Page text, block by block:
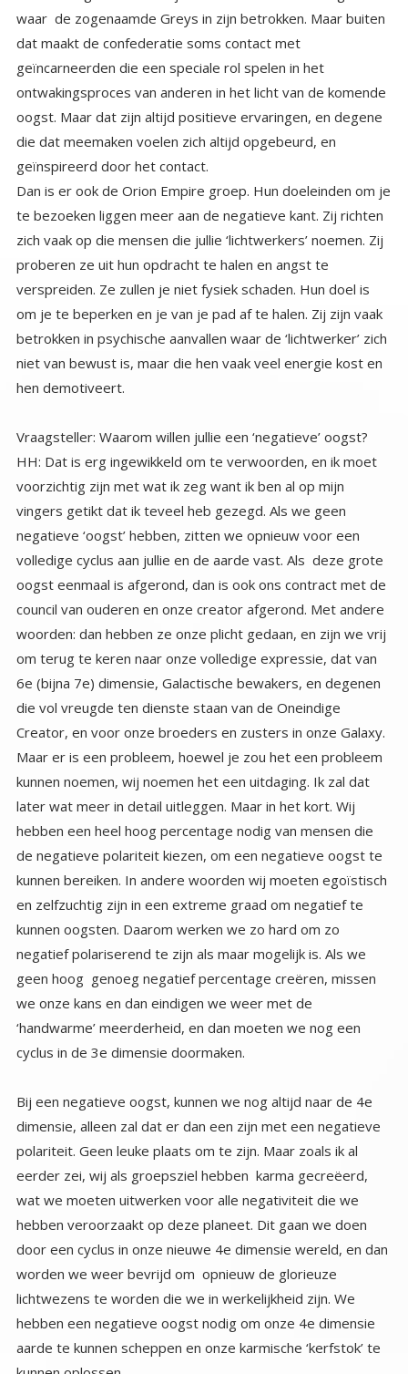
geïnspireerd door het contact.
Dan is er ook de Orion Empire groep. Hun doeleinden om je
te bezoeken liggen meer aan de negatieve kant. Zij richten
zich vaak op die mensen die jullie ‘lichtwerkers’ noemen. Zij
proberen ze uit hun opdracht te halen en angst te
verspreiden. Ze zullen je niet fysiek schaden. Hun doel is
om je te beperken en je van je pad af te halen. Zij zijn vaak
betrokken in psychische aanvallen waar de ‘lichtwerker’ zich
niet van bewust is, maar die hen vaak veel energie kost en
hen demotiveert.
Vraagsteller: Waarom willen jullie een ‘negatieve’ oogst?
HH: Dat is erg ingewikkeld om te verwoorden, en ik moet
voorzichtig zijn met wat ik zeg want ik ben al op mijn
vingers getikt dat ik teveel heb gezegd. Als we geen
negatieve ‘oogst’ hebben, zitten we opnieuw voor een
volledige cyclus aan jullie en de aarde vast. Als deze grote
oogst eenmaal is afgerond, dan is ook ons contract met de
council van ouderen en onze creator afgerond. Met andere
woorden: dan hebben ze onze plicht gedaan, en zijn we vrij
om terug te keren naar onze volledige expressie, dat van
6e (bijna 7e) dimensie, Galactische bewakers, en degenen
die vol vreugde ten dienste staan van de Oneindige
Creator, en voor onze broeders en zusters in onze Galaxy.
Maar er is een probleem, hoewel je zou het een probleem
kunnen noemen, wij noemen het een uitdaging. Ik zal dat
later wat meer in detail uitleggen. Maar in het kort. Wij
hebben een heel hoog percentage nodig van mensen die
de negatieve polariteit kiezen, om een negatieve oogst te
kunnen bereiken. In andere woorden wij moeten egoïstisch
en zelfzuchtig zijn in een extreme graad om negatief te
kunnen oogsten. Daarom werken we zo hard om zo
negatief polariserend te zijn als maar mogelijk is. Als we
geen hoog genoeg negatief percentage creëren, missen
we onze kans en dan eindigen we weer met de
‘handwarme’ meerderheid, en dan moeten we nog een
cyclus in de 3e dimensie doormaken.
Bij een negatieve oogst, kunnen we nog altijd naar de 4e
dimensie, alleen zal dat er dan een zijn met een negatieve
polariteit. Geen leuke plaats om te zijn. Maar zoals ik al
eerder zei, wij als groepsziel hebben karma gecreëerd,
wat we moeten uitwerken voor alle negativiteit die we
hebben veroorzaakt op deze planeet. Dit gaan we doen
door een cyclus in onze nieuwe 4e dimensie wereld, en dan
worden we weer bevrijd om opnieuw de glorieuze
lichtwezens te worden die we in werkelijkheid zijn. We
hebben een negatieve oogst nodig om onze 4e dimensie
aarde te kunnen scheppen en onze karmische ‘kerfstok’ te